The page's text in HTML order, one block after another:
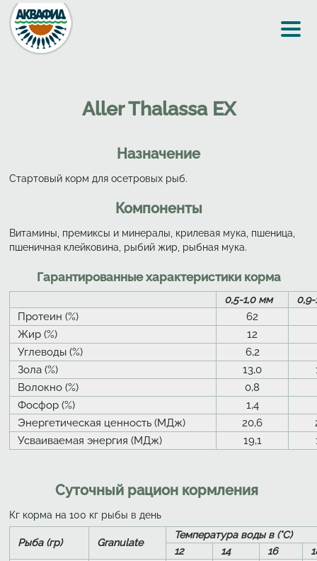
Перейти к основному содержанию
Aller Thalassa EX
Назначение
Стартовый корм для осетровых рыб.
Компоненты
Витамины, премиксы и минералы, крилевая мука, пшеница,
пшеничная клейковина, рыбий жир, рыбная мука.
Гарантированные характеристики корма
0,5-1,0 мм
Протеин (%)
62
Жир (%)
12
Углеводы (%)
6,2
Зола (%)
13,0
Волокно (%)
0,8
Фосфор (%)
1,4
Энергетическая ценность (МДж)
20,6
Усваиваемая энергия (МДж)
19,1
Суточный рацион кормления
Кг корма на 100 кг рыбы в день
Рыба (гр) Granulate
Температура воды в (°C)
12
14 16